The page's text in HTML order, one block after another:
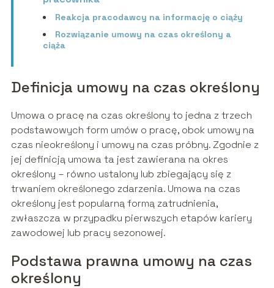
Reakcja pracodawcy na informację o ciąży
Rozwiązanie umowy na czas określony a
ciąża
Definicja umowy na czas określony
Umowa o pracę na czas określony to jedna z trzech
podstawowych form umów o pracę, obok umowy na
czas nieokreślony i umowy na czas próbny. Zgodnie z
jej definicją umowa ta jest zawierana na okres
określony – równo ustalony lub zbiegający się z
trwaniem określonego zdarzenia. Umowa na czas
określony jest popularną formą zatrudnienia,
zwłaszcza w przypadku pierwszych etapów kariery
zawodowej lub pracy sezonowej.
Podstawa prawna umowy na czas
określony